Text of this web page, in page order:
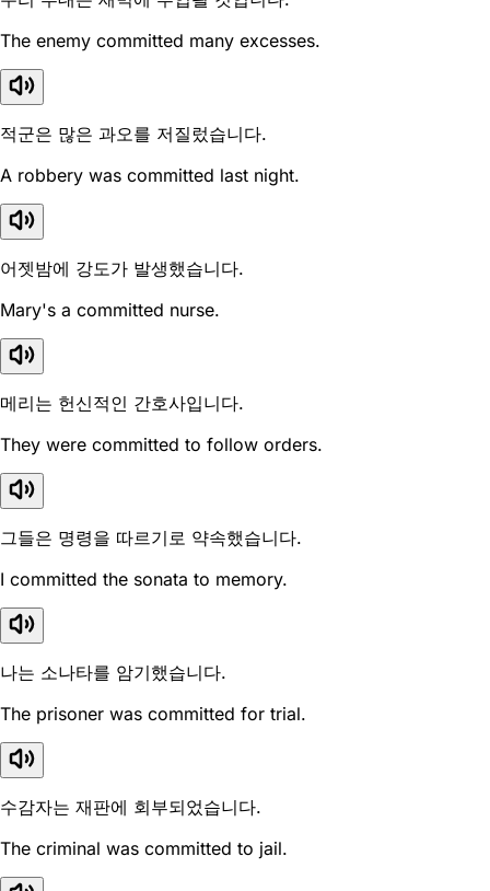
The enemy committed many excesses.
적군은 많은 과오를 저질렀습니다.
A robbery was committed last night.
어젯밤에 강도가 발생했습니다.
Mary's a committed nurse.
메리는 헌신적인 간호사입니다.
They were committed to follow orders.
그들은 명령을 따르기로 약속했습니다.
I committed the sonata to memory.
나는 소나타를 암기했습니다.
The prisoner was committed for trial.
수감자는 재판에 회부되었습니다.
The criminal was committed to jail.